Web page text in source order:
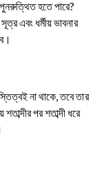
হতে পারে?
এবং ধর্মীয় ভাবনার
না থাকে, তবে তার
পর শতাব্দী ধরে